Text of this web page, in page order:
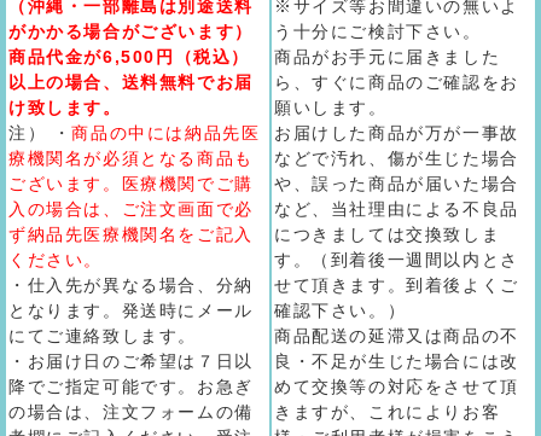
（沖縄・一部離島は別途送料
がかかる場合がございます）
商品代金が6,500円（税込）
以上の場合、送料無料でお届
け致します。
注） ・商品の中には納品先医
療機関名が必須となる商品も
ございます。医療機関でご購
入の場合は、ご注文画面で必
ず納品先医療機関名をご記入
ください。
・仕入先が異なる場合、分納
となります。発送時にメール
にてご連絡致します。
・お届け日のご希望は７日以
降でご指定可能です。お急ぎ
の場合は、注文フォームの備
※サイズ等お間違いの無いよ
う十分にご検討下さい。
商品がお手元に届きました
ら、すぐに商品のご確認をお
願いします。
お届けした商品が万が一事故
などで汚れ、傷が生じた場合
や、誤った商品が届いた場合
など、当社理由による不良品
につきましては交換致しま
す。（到着後一週間以内とさ
せて頂きます。到着後よくご
確認下さい。）
商品配送の延滞又は商品の不
良・不足が生じた場合には改
めて交換等の対応をさせて頂
きますが、これによりお客